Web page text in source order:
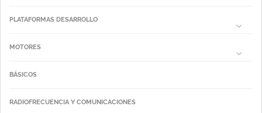
PLATAFORMAS DESARROLLO
MOTORES
BÁSICOS
RADIOFRECUENCIA Y COMUNICACIONES